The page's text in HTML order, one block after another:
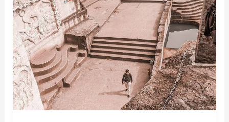
Breksi
Jogja
Harga
Tiket
Masuk
|
Rute
Lokasi